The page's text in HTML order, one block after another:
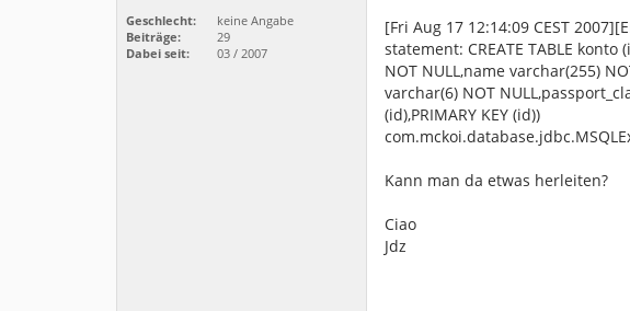
Geschlecht:
keine Angabe
Beiträge:
29
Dabei seit:
03 / 2007
[Fri Aug 17 12:14:09 CEST
statement: CREATE TABLE
NOT NULL,name varchar(255)
varchar(6) NOT
(id),PRIMARY KEY (id))
Kann man da etwas herleiten?
Ciao
Jdz